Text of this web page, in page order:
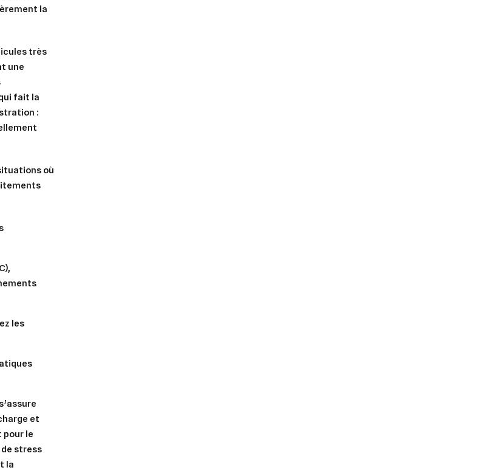
la
très
une
fait la
:
où
les
et
pour le
stress
la
d'envies
pour ajouter des produits à votre liste d'envies.